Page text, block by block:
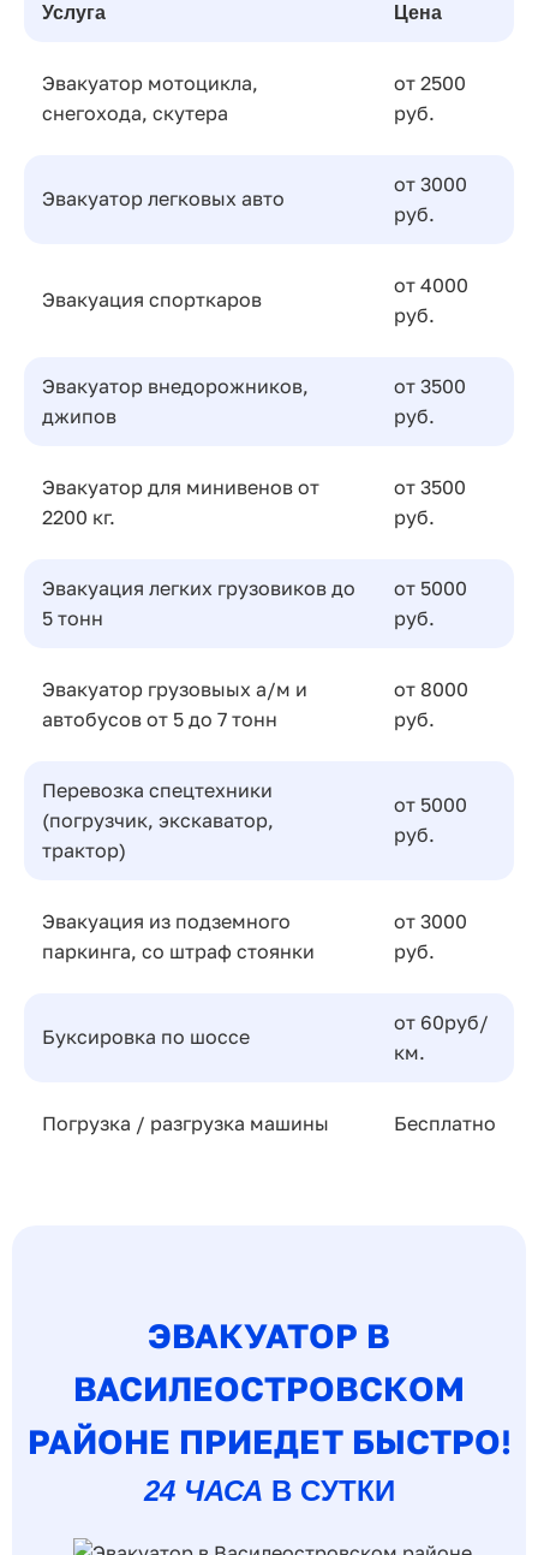
Услуга Цена
Эвакуатор мотоцикла,
снегохода, скутера
от 2500
руб.
Эвакуатор легковых авто
от 3000
руб.
Эвакуация спорткаров
от 4000
руб.
Эвакуатор внедорожников,
джипов
от 3500
руб.
Эвакуатор для минивенов от
2200 кг.
от 3500
руб.
Эвакуация легких грузовиков до
5 тонн
от 5000
руб.
Эвакуатор грузовыых а/м и
автобусов от 5 до 7 тонн
от 8000
руб.
Перевозка спецтехники
(погрузчик, экскаватор,
трактор)
от 5000
руб.
Эвакуация из подземного
паркинга, со штраф стоянки
от 3000
руб.
Буксировка по шоссе
от 60руб/
км.
Погрузка / разгрузка машины Бесплатно
ЭВАКУАТОР В
ВАСИЛЕОСТРОВСКОМ
РАЙОНЕ ПРИЕДЕТ БЫСТРО!
24 ЧАСА В СУТКИ